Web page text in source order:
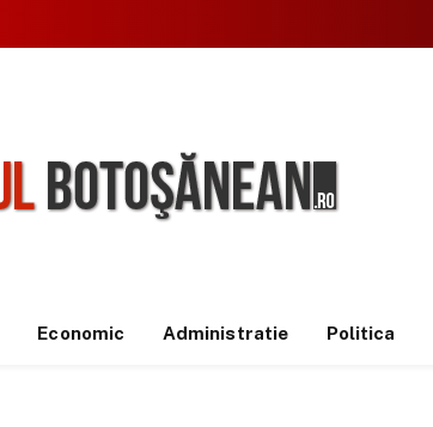
Economic Administratie Politica